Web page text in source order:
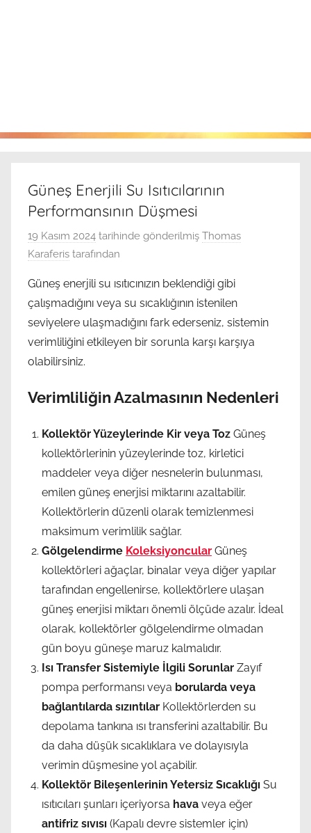
Güneş Enerjili Su Isıtıcılarının
Performansının Düşmesi
19 Kasım 2024 tarihinde gönderilmiş Thomas
Karaferis tarafından
Güneş enerjili su ısıtıcınızın beklendiği gibi
çalışmadığını veya su sıcaklığının istenilen
seviyelere ulaşmadığını fark ederseniz, sistemin
verimliliğini etkileyen bir sorunla karşı karşıya
olabilirsiniz.
Verimliliğin Azalmasının Nedenleri
Kollektör Yüzeylerinde Kir veya Toz Güneş
kollektörlerinin yüzeylerinde toz, kirletici
maddeler veya diğer nesnelerin bulunması,
emilen güneş enerjisi miktarını azaltabilir.
Kollektörlerin düzenli olarak temizlenmesi
maksimum verimlilik sağlar.
Gölgelendirme Koleksiyoncular Güneş
kollektörleri ağaçlar, binalar veya diğer yapılar
tarafından engellenirse, kollektörlere ulaşan
güneş enerjisi miktarı önemli ölçüde azalır. İdeal
olarak, kollektörler gölgelendirme olmadan
gün boyu güneşe maruz kalmalıdır.
Isı Transfer Sistemiyle İlgili Sorunlar Zayıf
pompa performansı veya borularda veya
bağlantılarda sızıntılar Kollektörlerden su
depolama tankına ısı transferini azaltabilir. Bu
da daha düşük sıcaklıklara ve dolayısıyla
verimin düşmesine yol açabilir.
Kollektör Bileşenlerinin Yetersiz Sıcaklığı Su
ısıtıcıları şunları içeriyorsa hava veya eğer
antifriz sıvısı (Kapalı devre sistemler için)